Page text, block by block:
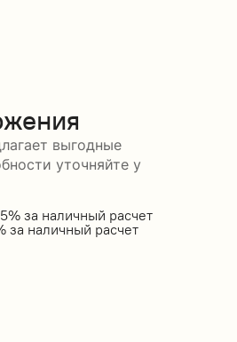
выгодные
уточняйте у
за наличный расчет